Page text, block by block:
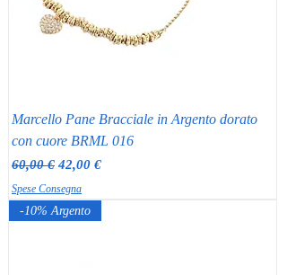
Marcello Pane Bracciale in Argento dorato
con cuore BRML 016
Prezzo regolare
60,00 €Prezzo scontato
42,00 €
Spese Consegna
-10% Argento